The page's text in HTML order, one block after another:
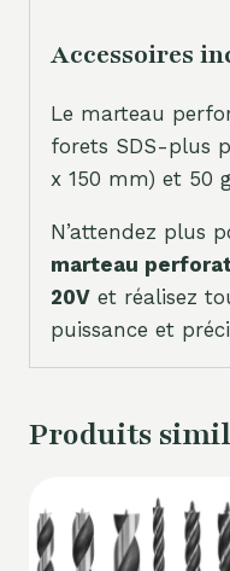
Accessoires
Le marteau
forets SDS-plus
x 150 mm) et 50
N’attendez plus
marteau
20V et réalisez
puissance et
Produits